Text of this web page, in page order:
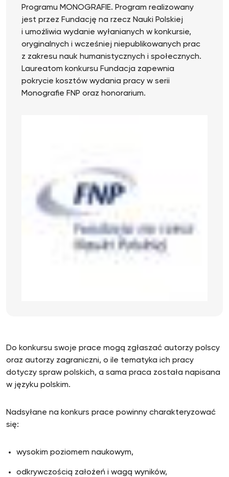
Programu MONOGRAFIE. Program realizowany
jest przez Fundację na rzecz Nauki Polskiej
i umożliwia wydanie wyłanianych w konkursie,
oryginalnych i wcześniej niepublikowanych prac
z zakresu nauk humanistycznych i społecznych.
Laureatom konkursu Fundacja zapewnia
pokrycie kosztów wydania pracy w serii
Monografie FNP oraz honorarium.
Do konkursu swoje prace mogą zgłaszać autorzy polscy
oraz autorzy zagraniczni, o ile tematyka ich pracy
dotyczy spraw polskich, a sama praca została napisana
w języku polskim.
Nadsyłane na konkurs prace powinny charakteryzować
się:
wysokim poziomem naukowym,
odkrywczością założeń i wagą wyników,